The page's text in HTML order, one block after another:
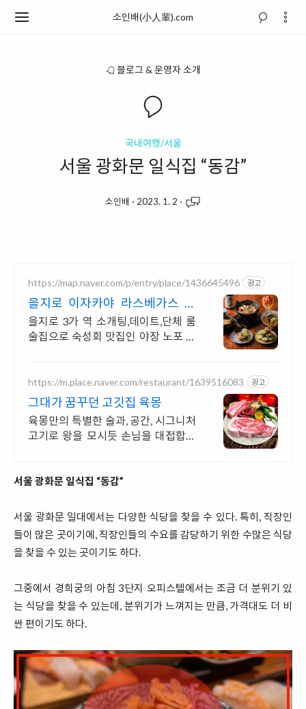
소인배(小人輩).com
블로그 & 운영자 소개
국내여행/서울
서울 광화문 일식집 “동감”
소인배 · 2023. 1. 2 ·
https://map.naver.com/p/entry/place/1436645496 광고
을지로 이자카야 라스베가스 을
지로야장원탑맛집
을지로 3가 역 소개팅,데이트,단체 룸
술집으로 숙성회 맛집인 야장 노포 이
있는 이자카야
https://m.place.naver.com/restaurant/1639516083 광고
그대가 꿈꾸던 고깃집 육몽
육몽만의 특별한 술과, 공간, 시그니처
고기로 왕을 모시듯 손님을 대접합니
서울 광화문 일식집 “동감”
서울 광화문 일대에서는 다양한 식당을 찾을 수 있다. 특히, 직장인
들이 많은 곳이기에, 직장인들의 수요를 감당하기 위한 수많은 식당
을 찾을 수 있는 곳이기도 하다.
그중에서 경희궁의 아침 3단지 오피스텔에서는 조금 더 분위기 있
는 식당을 찾을 수 있는데, 분위기가 느껴지는 만큼, 가격대도 더 비
싼 편이기도 하다.